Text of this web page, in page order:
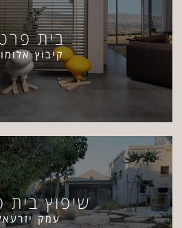
בית
קיבוץ
שיפוץ בית
עמק